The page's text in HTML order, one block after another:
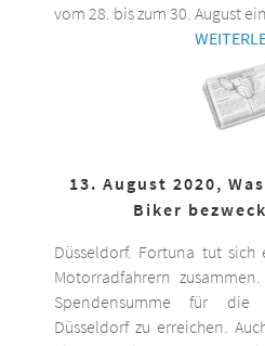
vom 28. bis zum 30. August
13. August 2020,
Biker
Düsseldorf. Fortuna tut
Motorradfahrern
Spendensumme für die
Düsseldorf zu erreichen.